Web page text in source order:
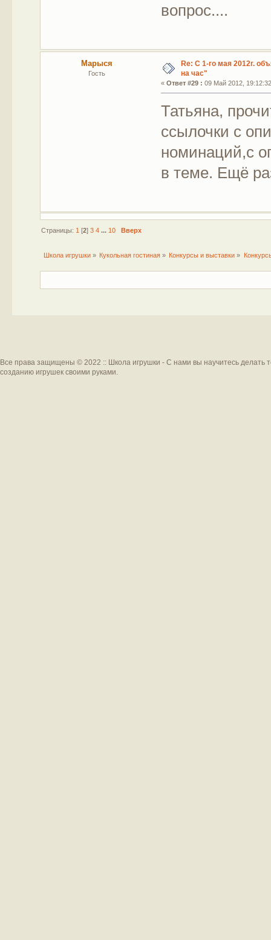
вопрос....
Марыся
Гость
Re: С 1-го мая 2012г.
на час"
«Ответ #29 : 09 Май 2012,
Татьяна,
ссылочки с
номинаций,с
в теме. Ещё
Страницы: 1 [2] 3 4 ... 10 Вверх
Школа игрушки» Кукольная гостиная » Конкурсы и выставки »
Все права защищены © 2022 :: Школа игрушки - С нами вы научитесь делать
созданию игрушек своими руками.